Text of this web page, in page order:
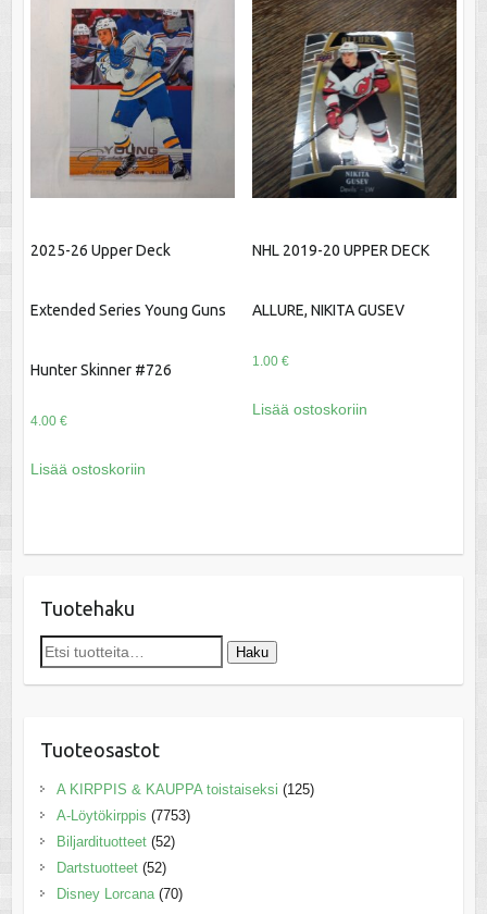
2025-26 Upper Deck
Extended Series Young Guns
Hunter Skinner #726
4.00 €
Lisää ostoskoriin
NHL 2019-20 UPPER DECK
ALLURE, NIKITA GUSEV
1.00 €
Lisää ostoskoriin
Tuotehaku
Etsi: Haku
Tuoteosastot
A KIRPPIS & KAUPPA toistaiseksi (125)
A-Löytökirppis (7753)
Biljardituotteet (52)
Dartstuotteet (52)
Disney Lorcana (70)